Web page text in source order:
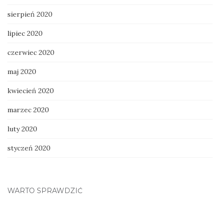
sierpień 2020
lipiec 2020
czerwiec 2020
maj 2020
kwiecień 2020
marzec 2020
luty 2020
styczeń 2020
WARTO SPRAWDZIĆ